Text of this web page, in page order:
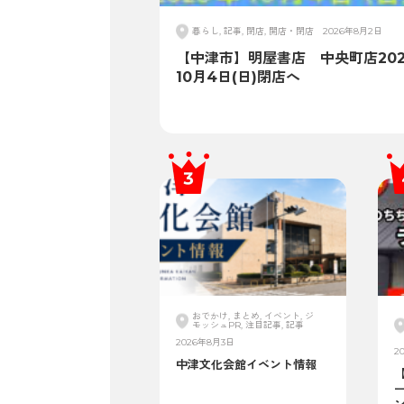
暮らし, 記事, 閉店, 開店・閉店 2026年8月2日
【中津市】明屋書店 中央町店
10月4日(日)閉店へ
おでかけ, まとめ, イベント, ジ
モッシュPR, 注目記事, 記事
2026年8月3日
中津文化会館イベント情報